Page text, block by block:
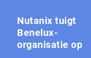
Nutanix tuigt
Benelux-
organisatie op